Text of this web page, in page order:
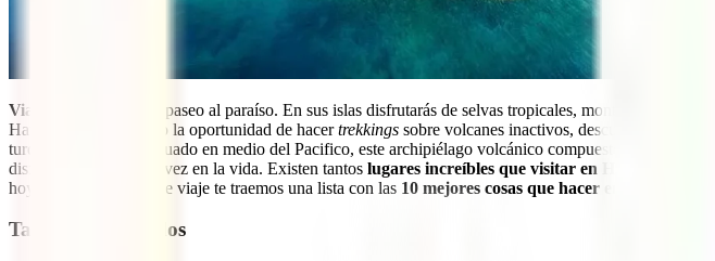
Viajar a Hawái
es un paseo al paraíso. En sus islas disfrutarás de selvas tropicales, montañas con
Hawái ofrece al viajero la oportunidad de hacertrekkings sobre volcanes inactivos, descubrir
turquesa diferentes. Situado en medio del Pacifico, este archipiélago volcánico compuesto por
19
disfrutar al menos una vez en la vida. Existen tantos lugares increíbles que visitar en Hawái
que
hoy en IATI Seguros de viaje te traemos una lista con las 10 mejores cosas que hacer en Hawái .
Tabla de contenidos